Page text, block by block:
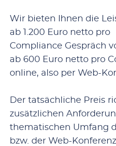
Wir bieten Ihnen die
ab 1.200 Euro netto pro
Compliance Gespräch
ab 600 Euro netto pro
online, also per Web-
Der tatsächliche Preis
zusätzlichen
thematischen Umfang
bzw. der Web-